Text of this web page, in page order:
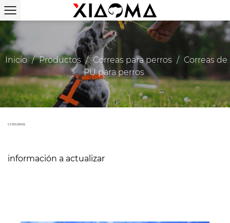
Inicio / Productos / Correas para perros / Correas de
PU para perros
CATEGORIES
información a actualizar